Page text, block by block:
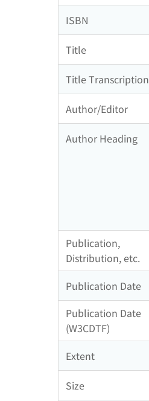
ISBN
Title
Title Transcription
Author/Editor
Author Heading
Publication,
Distribution, etc.
Publication Date
Publication Date
(W3CDTF)
Extent
Size